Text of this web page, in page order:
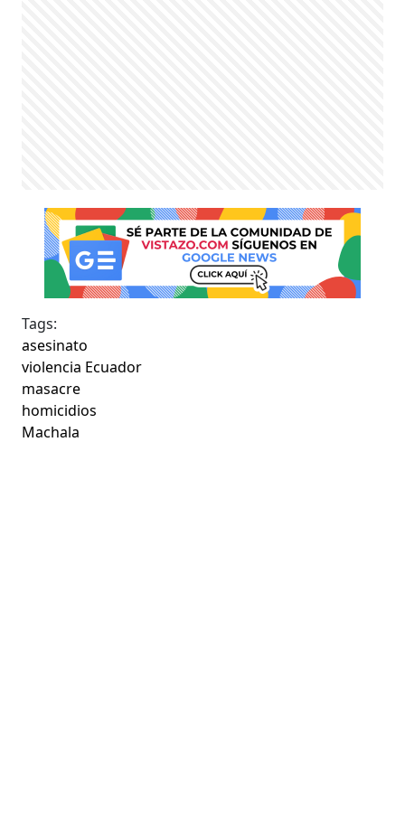
Tags:
asesinato
violencia Ecuador
masacre
homicidios
Machala